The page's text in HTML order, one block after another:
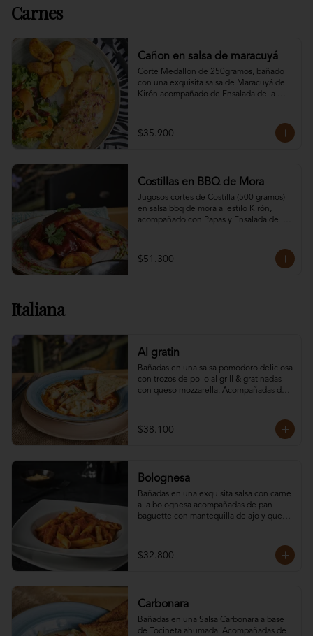
Carnes
Cañon en salsa de maracuyá
Corte Medallón de 250gramos, bañado
con una exquisita salsa de Maracuyá de
Kirón acompañado de Ensalada de la
$35.900
Costillas en BBQ de Mora
Jugosos cortes de Costilla (500 gramos)
en salsa bbq de mora al estilo Kirón,
acompañado con Papas y Ensalada de la
$51.300
Italiana
Al gratin
Bañadas en una salsa pomodoro deliciosa
con trozos de pollo al grill & gratinadas
con queso mozzarella. Acompañadas de
preferida.
$38.100
Bolognesa
Bañadas en una exquisita salsa con carne
a la bolognesa acompañadas de pan
baguette con mantequilla de ajo y queso
$32.800
Carbonara
Bañadas en una Salsa Carbonara a base
de Tocineta ahumada. Acompañadas de